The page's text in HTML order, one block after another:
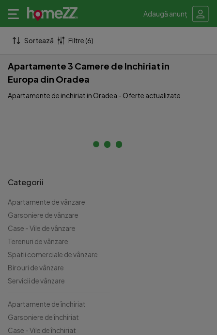
Adaugă anunț
Sortează Filtre (6)
Apartamente 3 Camere de Inchiriat in
Europa din Oradea
Apartamente de inchiriat in Oradea - Oferte actualizate
Categorii
Apartamente de vânzare
Garsoniere de vânzare
Case - Vile de vânzare
Terenuri de vânzare
Spatii comerciale de vânzare
Birouri de vânzare
Servicii de vânzare
Apartamente de închiriat
Garsoniere de închiriat
Case - Vile de închiriat